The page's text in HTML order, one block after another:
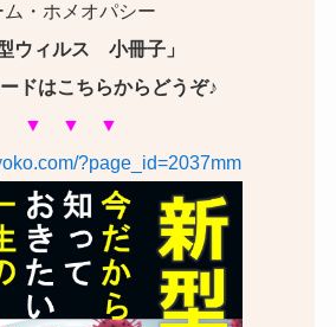
ム・ホメオパシー
ウィルス 小冊子」
ドはこちらからどうぞ♪
▼ ▼ ▼
?page_id=2037mm